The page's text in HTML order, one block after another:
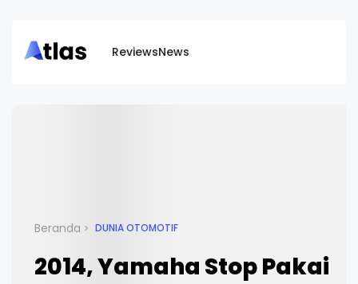
ReviewsNews
Beranda DUNIA OTOMOTIF
2014, Yamaha Stop Pakai